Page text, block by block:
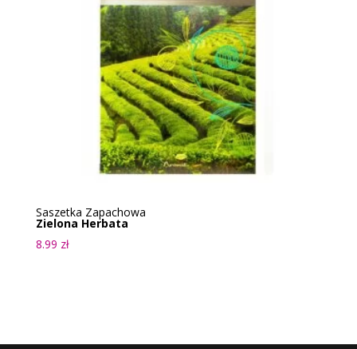
Saszetka Zapachowa
Zielona Herbata
8.99 zł